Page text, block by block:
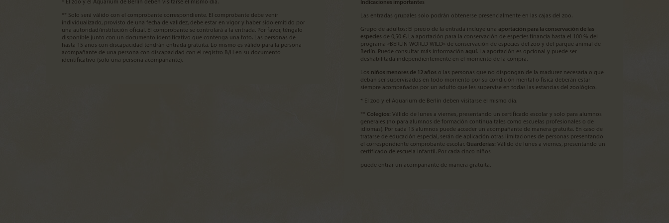
* El zoo y el Aquarium de Berlín deben visitarse el mismo día.
** Solo será válido con el comprobante correspondiente. El comprobante debe venir
individualizado, provisto de una fecha de validez, debe estar en vigor y haber sido emitido por
una autoridad/institución oficial. El comprobante se controlará a la entrada. Por favor, téngalo
disponible junto con un documento identificativo que contenga una foto. Las personas de
hasta 15 años con discapacidad tendrán entrada gratuita. Lo mismo es válido para la persona
acompañante de una persona con discapacidad con el registro B/H en su documento
identificativo (solo una persona acompañante).
Indicaciones importantes
Las entradas grupales solo podrán obtenerse presencialmente en las cajas del zoo.
Grupo de adultos: El precio de la entrada incluye una aportación para la conservación de las
especies de 0,50 €. La aportación para la conservación de especies financia hasta el 100 % del
programa «BERLIN WORLD WILD» de conservación de especies del zoo y del parque animal de
Berlín. Puede consultar más información aquí. La aportación es opcional y puede ser
deshabilitada independientemente en el momento de la compra.
Los niños menores de 12 años o las personas que no dispongan de la madurez necesaria o que
deban ser supervisados en todo momento por su condición mental o física deberán estar
siempre acompañados por un adulto que les supervise en todas las estancias del zoológico.
* El zoo y el Aquarium de Berlín deben visitarse el mismo día.
** Colegios: Válido de lunes a viernes, presentando un certificado escolar y solo para alumnos
generales (no para alumnos de formación continua tales como escuelas profesionales o de
idiomas). Por cada 15 alumnos puede acceder un acompañante de manera gratuita. En caso de
tratarse de educación especial, serán de aplicación otras limitaciones de personas presentando
el correspondiente comprobante escolar. Guarderías: Válido de lunes a viernes, presentando un
certificado de escuela infantil. Por cada cinco niños
puede entrar un acompañante de manera gratuita.